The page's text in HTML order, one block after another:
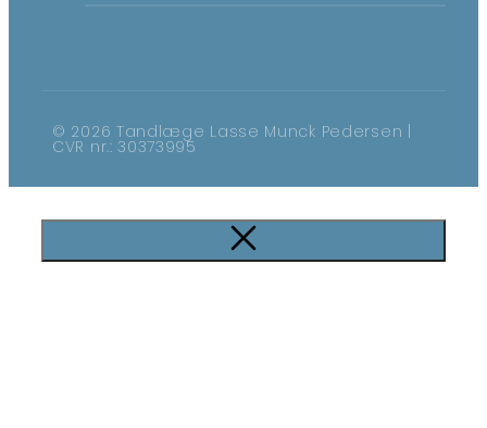
© 2026 Tandlæge Lasse Munck Pedersen |
CVR nr.: 30373995